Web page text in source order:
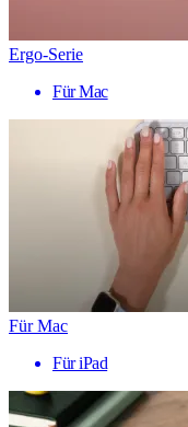
Ergo-Serie
Für Mac
Für Mac
Für iPad